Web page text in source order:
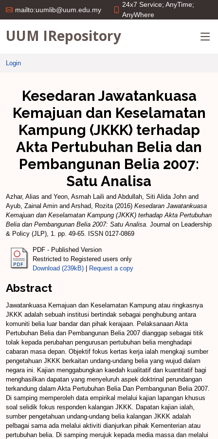
mailto:uumlib@uum.edu.my
24x7 Service; AnyTime;
AnyWhere
UUM IRepository
Login
Kesedaran Jawatankuasa
Kemajuan dan Keselamatan
Kampung (JKKK) terhadap
Akta Pertubuhan Belia dan
Pembangunan Belia 2007:
Satu Analisa
Azhar, Alias and Yeon, Asmah Laili and Abdullah, Siti Alida John and
Ayub, Zainal Amin and Arshad, Rozita(2016) Kesedaran Jawatankuasa
Kemajuan dan Keselamatan Kampung (JKKK) terhadap Akta Pertubuhan
Belia dan Pembangunan Belia 2007: Satu Analisa. Journal on Leadership
& Policy (JLP), 1. pp. 49-65. ISSN 0127-0869
PDF - Published Version
Restricted to Registered users only
Download (239kB)
Request a copy
Abstract
Jawatankuasa Kemajuan dan Keselamatan Kampung atau ringkasnya
JKKK adalah sebuah institusi bertindak sebagai penghubung antara
komuniti belia luar bandar dan pihak kerajaan. Pelaksanaan Akta
Pertubuhan Belia dan Pembangunan Belia 2007 dianggap sebagai titik
tolak kepada perubahan pengurusan pertubuhan belia menghadapi
cabaran masa depan. Objektif fokus kertas kerja ialah mengkaji sumber
pengetahuan JKKK berkaitan undang-undang belia yang wujud dalam
negara ini. Kajian menggabungkan kaedah kualitatif dan kuantitatif bagi
menghasilkan dapatan yang menyeluruh aspek doktrinal perundangan
terkandung dalam Akta Pertubuhan Belia Dan Pembangunan Belia 2007.
Di samping memperoleh data empirikal melalui kajian lapangan khusus
soal selidik fokus responden kalangan JKKK. Dapatan kajian ialah,
sumber pengetahuan undang-undang belia kalangan JKKK adalah
pelbagai sama ada melalui aktiviti dianjurkan pihak Kementerian atau
pertubuhan belia. Di samping merujuk kepada media massa dan melalui